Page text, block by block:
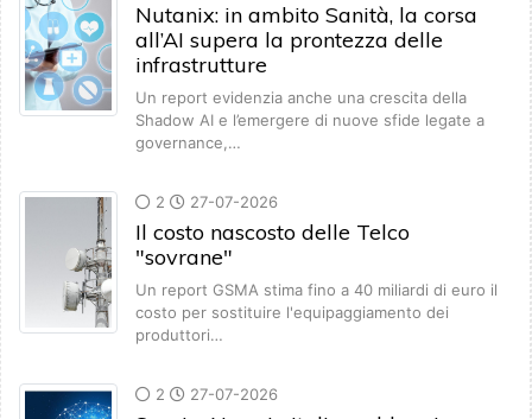
Nutanix: in ambito Sanità, la corsa
all’AI supera la prontezza delle
infrastrutture
Un report evidenzia anche una crescita della
Shadow AI e l’emergere di nuove sfide legate a
governance,…
2 27-07-2026
Il costo nascosto delle Telco
"sovrane"
Un report GSMA stima fino a 40 miliardi di euro il
costo per sostituire l'equipaggiamento dei
produttori…
2 27-07-2026